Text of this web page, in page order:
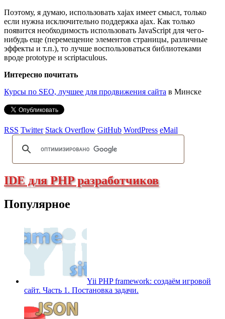
Поэтому, я думаю, использовать xajax имеет смысл, только
если нужна исключительно поддержка ajax. Как только
появится необходимость использовать JavaScript для чего-
нибудь еще (перемещение элементов страницы, различные
эффекты и т.п.), то лучше воспользоваться библиотеками
вроде prototype и scriptaculous.
Интересно почитать
Курсы по SEO, лучшее для продвижения сайта в Минске
RSS Twitter Stack Overflow GitHub WordPress eMail
IDE для PHP разработчиков
Популярное
Yii PHP framework: создаём игровой
сайт. Часть 1. Постановка задачи.